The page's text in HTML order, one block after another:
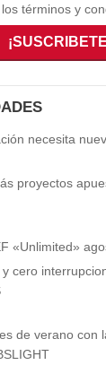
términos y
necesita
proyectos
«Unlimited»
cero
de verano con